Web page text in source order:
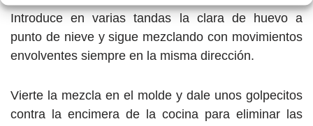
Introduce en varias tandas la clara de huevo a
punto de nieve y sigue mezclando con movimientos
envolventes siempre en la misma dirección.
Vierte la mezcla en el molde y dale unos golpecitos
contra la encimera de la cocina para eliminar las